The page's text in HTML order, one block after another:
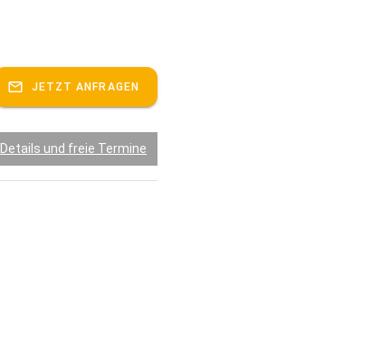
JETZT ANFRAGEN
Details und freie Termine